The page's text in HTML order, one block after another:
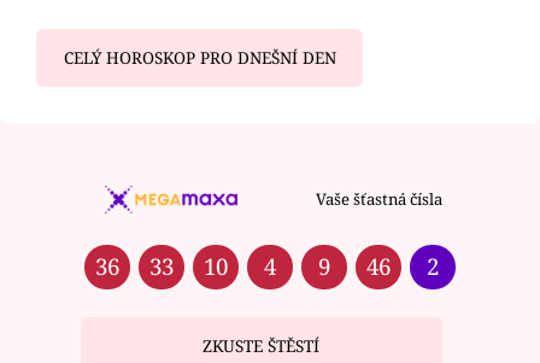
CELÝ HOROSKOP PRO DNEŠNÍ DEN
Vaše šťastná čísla
36 33 10 4 9 46 2
ZKUSTE ŠTĚSTÍ